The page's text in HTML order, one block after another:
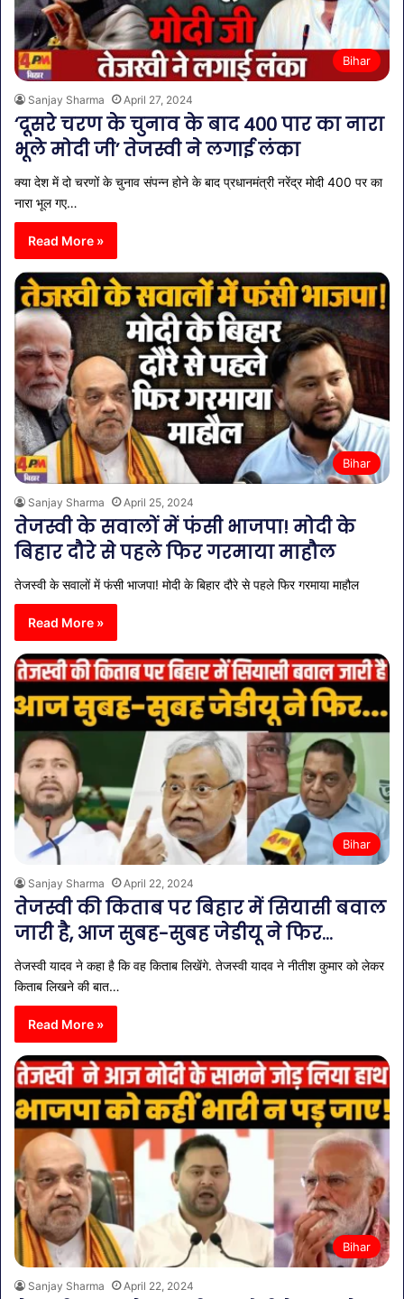
Bihar
Sanjay Sharma April 27, 2024
‘दूसरे चरण के चुनाव के बाद 400 पार का नारा
भूले मोदी जी’ तेजस्वी ने लगाई लंका
क्या देश में दो चरणों के चुनाव संपन्न होने के बाद प्रधानमंत्री नरेंद्र मोदी 400 पर का
नारा भूल गए…
Read More »
Bihar
Sanjay Sharma April 25, 2024
तेजस्वी के सवालों में फंसी भाजपा! मोदी के
बिहार दौरे से पहले फिर गरमाया माहौल
तेजस्वी के सवालों में फंसी भाजपा! मोदी के बिहार दौरे से पहले फिर गरमाया माहौल
Read More »
Bihar
Sanjay Sharma April 22, 2024
तेजस्वी की किताब पर बिहार में सियासी बवाल
जारी है, आज सुबह-सुबह जेडीयू ने फिर…
तेजस्वी यादव ने कहा है कि वह किताब लिखेंगे. तेजस्वी यादव ने नीतीश कुमार को लेकर
किताब लिखने की बात…
Read More »
Bihar
Sanjay Sharma April 22, 2024